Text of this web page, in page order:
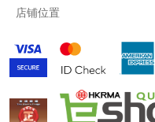
店铺位置